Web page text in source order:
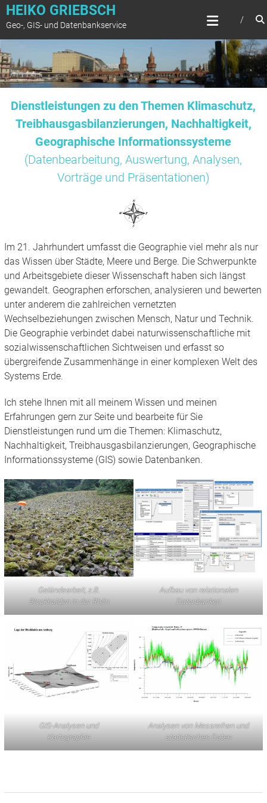
Zum
springen
HEIKO GRIEBSCH
Geo-, GIS- und Datenbankservice
Dienstleistungen zu den Themen Klimaschutz,
Treibhausgasbilanzierungen, Nachhaltigkeit,
Geographische Informationssysteme
(Datenbearbeitung, Auswertung, Analysen,
Vorträge und Präsentationen)
Im 21. Jahrhundert umfasst die Geographie viel mehr als nur
das Wissen über Städte, Meere und Berge. Die Schwerpunkte
und Arbeitsgebiete dieser Wissenschaft haben sich längst
gewandelt. Geographen erforschen, analysieren und bewerten
unter anderem die zahlreichen vernetzten
Wechselbeziehungen zwischen Mensch, Natur und Technik.
Die Geographie verbindet dabei naturwissenschaftliche mit
sozialwissenschaftlichen Sichtweisen und erfasst so
übergreifende Zusammenhänge in einer komplexen Welt des
Systems Erde.
Ich stehe Ihnen mit all meinem Wissen und meinen
Erfahrungen gern zur Seite und bearbeite für Sie
Dienstleistungen rund um die Themen: Klimaschutz,
Nachhaltigkeit, Treibhausgasbilanzierungen, Geographische
Informationssysteme (GIS) sowie Datenbanken.
Geländearbeit, z.B.
Blockhalden in der Rhön
Aufbau von relationalen
Datenbanken
GIS-Analysen und
Kartographie
Analysen von Messreihen und
statistischen Daten